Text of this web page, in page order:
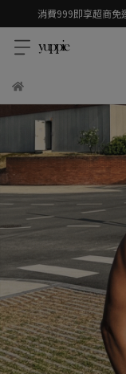
消費999即享超商免